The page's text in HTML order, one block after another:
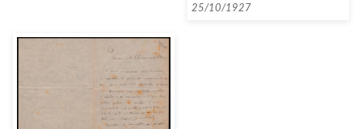
inscripcions]
25/10/1927